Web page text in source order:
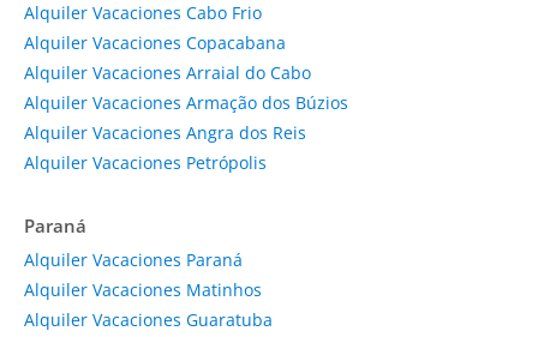
Alquiler Vacaciones Cabo Frio
Alquiler Vacaciones Copacabana
Alquiler Vacaciones Arraial do Cabo
Alquiler Vacaciones Armação dos Búzios
Alquiler Vacaciones Angra dos Reis
Alquiler Vacaciones Petrópolis
Paraná
Alquiler Vacaciones Paraná
Alquiler Vacaciones Matinhos
Alquiler Vacaciones Guaratuba